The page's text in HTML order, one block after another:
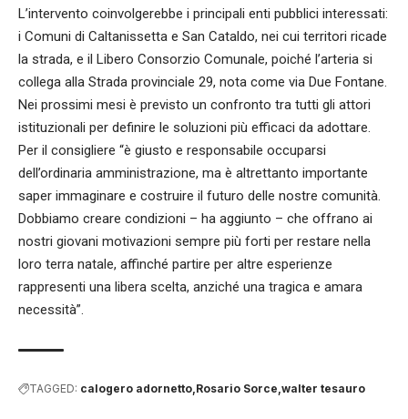
L’intervento coinvolgerebbe i principali enti pubblici interessati:
i Comuni di Caltanissetta e San Cataldo, nei cui territori ricade
la strada, e il Libero Consorzio Comunale, poiché l’arteria si
collega alla Strada provinciale 29, nota come via Due Fontane.
Nei prossimi mesi è previsto un confronto tra tutti gli attori
istituzionali per definire le soluzioni più efficaci da adottare.
Per il consigliere “è giusto e responsabile occuparsi
dell’ordinaria amministrazione, ma è altrettanto importante
saper immaginare e costruire il futuro delle nostre comunità.
Dobbiamo creare condizioni – ha aggiunto – che offrano ai
nostri giovani motivazioni sempre più forti per restare nella
loro terra natale, affinché partire per altre esperienze
rappresenti una libera scelta, anziché una tragica e amara
necessità”.
TAGGED: calogero adornetto Rosario Sorce walter tesauro